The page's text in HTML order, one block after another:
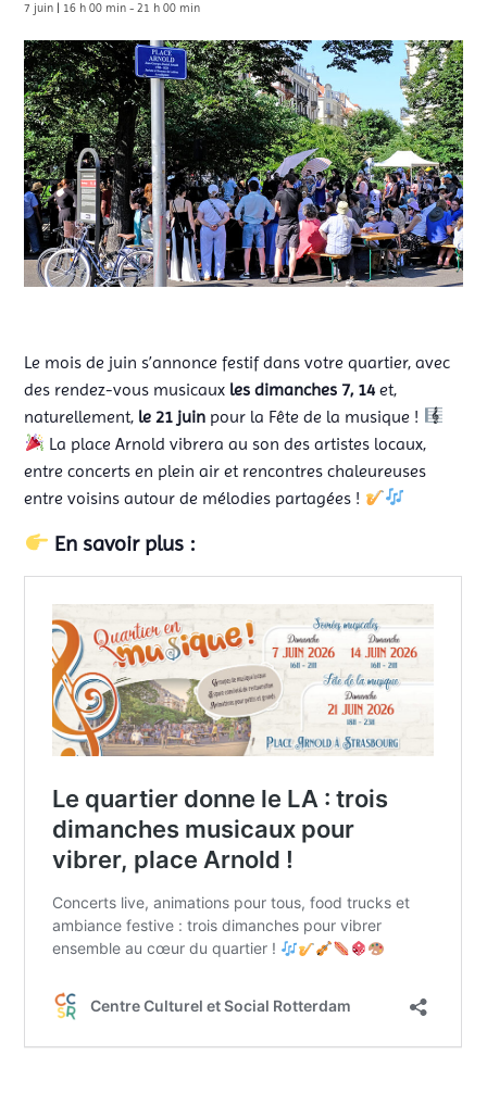
7 juin | 16 h 00 min -21 h 00 min
Le mois de juin s’annonce festif dans votre quartier, avec
des rendez-vous musicaux les dimanches 7, 14 et,
naturellement, le 21 juin pour la Fête de la musique !
La place Arnold vibrera au son des artistes locaux,
entre concerts en plein air et rencontres chaleureuses
entre voisins autour de mélodies partagées !
En savoir plus :